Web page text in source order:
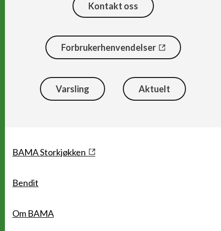
Kontakt oss
Forbrukerhenvendelser
Varsling Aktuelt
Snarveier
BAMA Storkjøkken
Bendit
Om BAMA